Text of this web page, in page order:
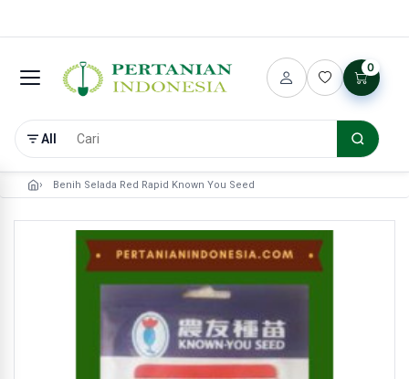
All
0
Benih Selada Red Rapid Known You Seed